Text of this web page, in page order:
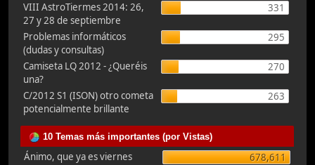
VIII AstroTiermes 2014: 26,
27 y 28 de septiembre
331
Problemas informáticos
(dudas y consultas)
295
Camiseta LQ 2012 - ¿Queréis
una?
270
C/2012 S1 (ISON) otro cometa
potencialmente brillante
263
10 Temas más importantes (por Vistas)
Ánimo, que ya es viernes
678,611